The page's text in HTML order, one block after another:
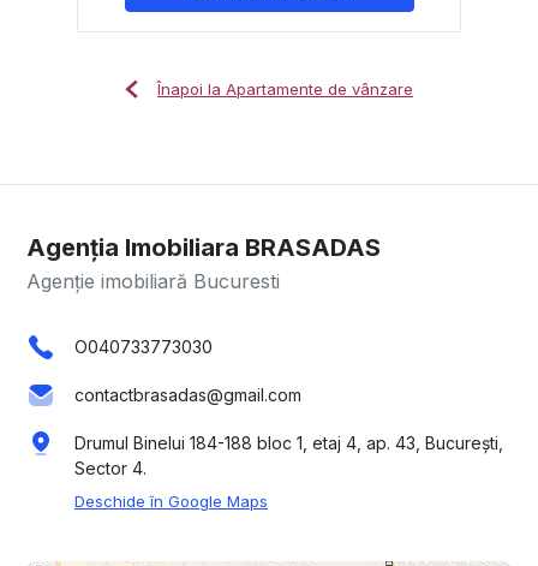
Înapoi la Apartamente de vânzare
Agenția Imobiliara BRASADAS
Agenție imobiliară Bucuresti
O040733773030
contactbrasadas@gmail.com
Drumul Binelui 184-188 bloc 1, etaj 4, ap. 43, București,
Sector 4.
Deschide în Google Maps